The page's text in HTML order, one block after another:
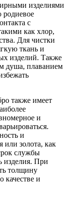
изделиями
родиевое
с
как хлор,
Для чистки
ткань и
изделий. Также
душа, плаванием
также имеет
и
и
или золота, как
службы
изделия. При
толщину
качестве и